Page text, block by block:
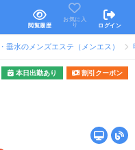
閲覧履歴
お気に入
り
ログイン
垂水のメンズエステ（メンエス）
本日出勤あり 割引クーポン